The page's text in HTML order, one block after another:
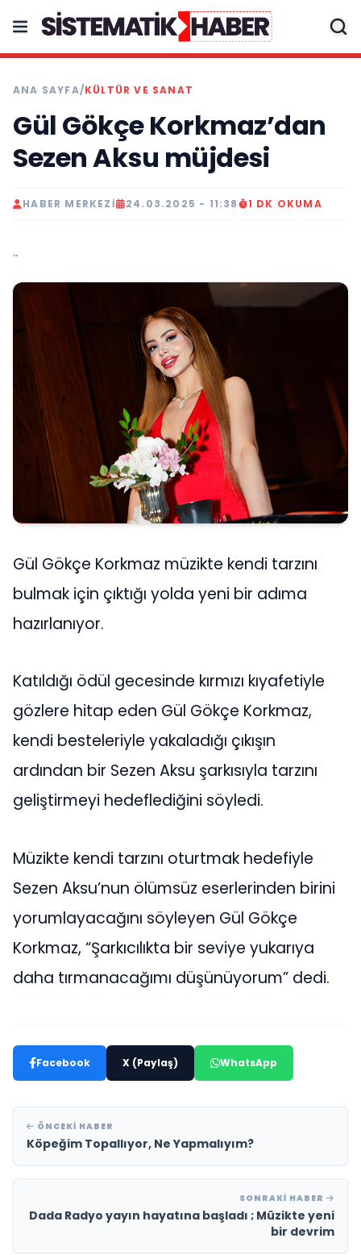
ANA SAYFA/KÜLTÜR VE SANAT
Gül Gökçe Korkmaz’dan
Sezen Aksu müjdesi
HABER MERKEZI 24.03.2025 - 11:38 1 DK OKUMA
..
Gül Gökçe Korkmaz müzikte kendi tarzını
bulmak için çıktığı yolda yeni bir adıma
hazırlanıyor.
Katıldığı ödül gecesinde kırmızı kıyafetiyle
gözlere hitap eden Gül Gökçe Korkmaz,
kendi besteleriyle yakaladığı çıkışın
ardından bir Sezen Aksu şarkısıyla tarzını
geliştirmeyi hedeflediğini söyledi.
Müzikte kendi tarzını oturtmak hedefiyle
Sezen Aksu’nun ölümsüz eserlerinden birini
yorumlayacağını söyleyen Gül Gökçe
Korkmaz, “Şarkıcılıkta bir seviye yukarıya
daha tırmanacağımı düşünüyorum” dedi.
Facebook X (Paylaş) WhatsApp
ÖNCEKI HABER
Köpeğim Topallıyor, Ne Yapmalıyım?
SONRAKI HABER
Dada Radyo yayın hayatına başladı ; Müzikte yeni
bir devrim